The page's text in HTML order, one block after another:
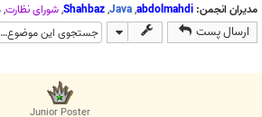
مدیران انجمن: abdolmahdi
,
Java
,
Shahbaz
,شوراي نظارت,
ارسال پست
Junior Poster